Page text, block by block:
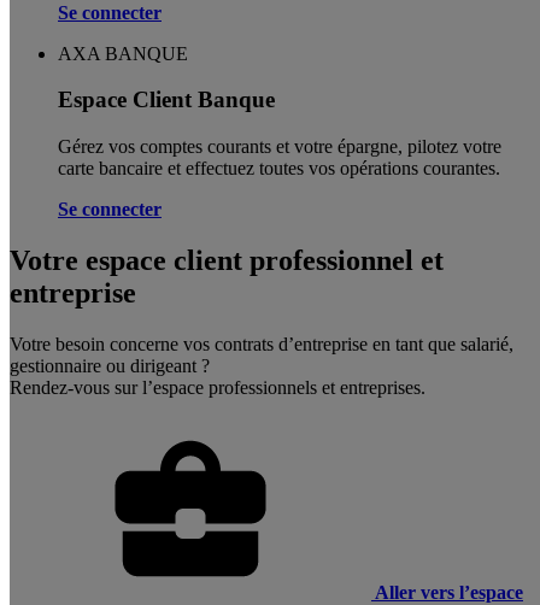
Se connecter
AXA BANQUE
Espace Client Banque
Gérez vos comptes courants et votre épargne, pilotez votre
carte bancaire et effectuez toutes vos opérations courantes.
Se connecter
Votre espace client professionnel et
entreprise
Votre besoin concerne vos contrats d’entreprise en tant que salarié,
gestionnaire ou dirigeant ?
Rendez-vous sur l’espace professionnels et entreprises.
Aller vers l’espace